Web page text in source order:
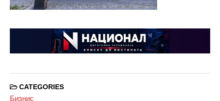
CATEGORIES
Бизнис